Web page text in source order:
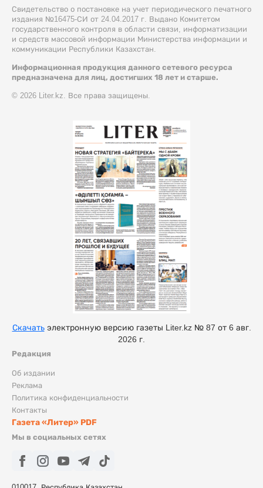
Свидетельство о постановке на учет периодического печатного
издания №16475-СИ от 24.04.2017 г. Выдано Комитетом
государственного контроля в области связи, информатизации
и средств массовой информации Министерства информации и
коммуникации Республики Казахстан.
Информационная продукция данного сетевого ресурса
предназначена для лиц, достигших 18 лет и старше.
© 2026 Liter.kz. Все права защищены.
Редакция
Об издании
Реклама
Политика конфиденциальности
Контакты
Газета «Литер» PDF
Мы в социальных сетях
Скачатьэлектронную версию газеты Liter.kz № 87 от 6 авг.
2026 г.